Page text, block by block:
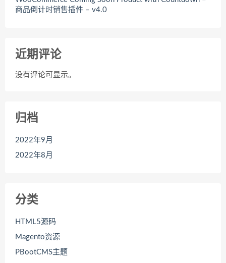
商品倒计时销售插件 – v4.0
近期评论
没有评论可显示。
归档
2022年9月
2022年8月
分类
HTML5源码
Magento资源
PBootCMS主题